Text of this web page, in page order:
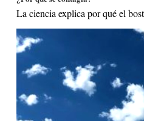
La ciencia explica por qué el